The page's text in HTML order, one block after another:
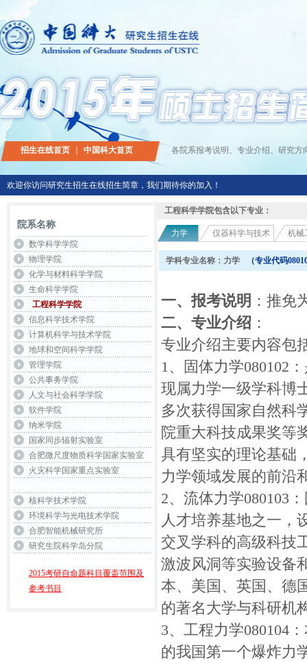
招生在线首页 中国科大首页 各院系报考说明、专业介绍、研究
欢迎你访问研究生招生在线招生简章，我们期待你的加入！
院系名称
数学科学学院
物理学院
化学与材料科学学院
生命科学学院
工程科学学院
信息科学技术学院
计算机科学与技术学院
地球和空间科学学院
管理学院
公共事务学院
人文与社会科学学院
软件学院
纳米学院
国家同步辐射实验室
合肥微尺度物质科学国家实验室
火灾科学国家重点实验室
核科学技术学院
环境科学与光电技术学院
合肥智能机械研究所
研究生院科学岛分院
2015考研自命题科目覆盖范围及
参考书目
工程科学学院包含以下专业：
力学 仪器科学与技术 机械
学科专业名称：力学 （专业代码
一、报考说明 ：推免
二、专业介绍 ：
专业介绍主要内容包
1、固体力学080102
现属力学一级学科博
多次获得国家自然科
院重大科技成果奖等
具有坚实的理论基础
力学领域发展的前沿
2、流体力学080103
人才培养基地之一，
交叉学科的高级科技
激波风洞等实验设备
本、美国、英国、德
的著名大学与科研机
3、工程力学080104
的我国第一个爆炸力